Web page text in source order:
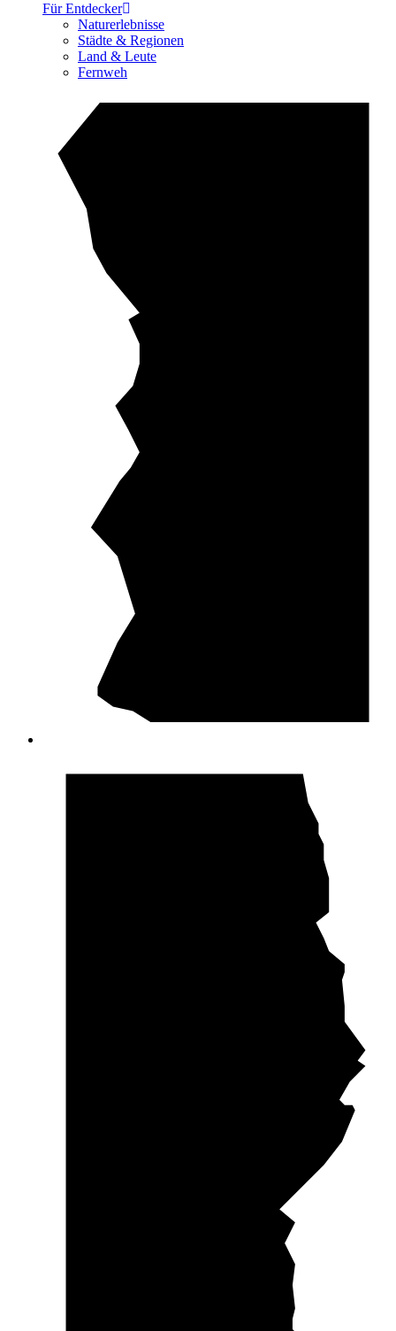
Für Entdecker
Naturerlebnisse
Städte & Regionen
Land & Leute
Fernweh